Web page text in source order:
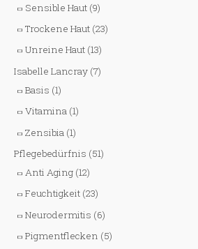
Sensible Haut (9)
Trockene Haut (23)
Unreine Haut (13)
Isabelle Lancray (7)
Basis (1)
Vitamina (1)
Zensibia (1)
Pflegebedürfnis (51)
Anti Aging (12)
Feuchtigkeit (23)
Neurodermitis (6)
Pigmentflecken (5)